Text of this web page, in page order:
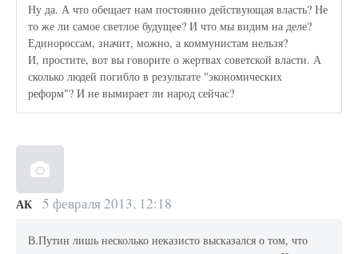
Ну да. А что обещает нам постоянно действующая власть? Не
то же ли самое светлое будущее? И что мы видим на деле?
Единороссам, значит, можно, а коммунистам нельзя?
И, простите, вот вы говорите о жертвах советской власти. А
сколько людей погибло в результате "экономических
реформ"? И не вымирает ли народ сейчас?
АК 5 февраля 2013, 12:18
В.Путин лишь несколько неказисто высказался о том, что